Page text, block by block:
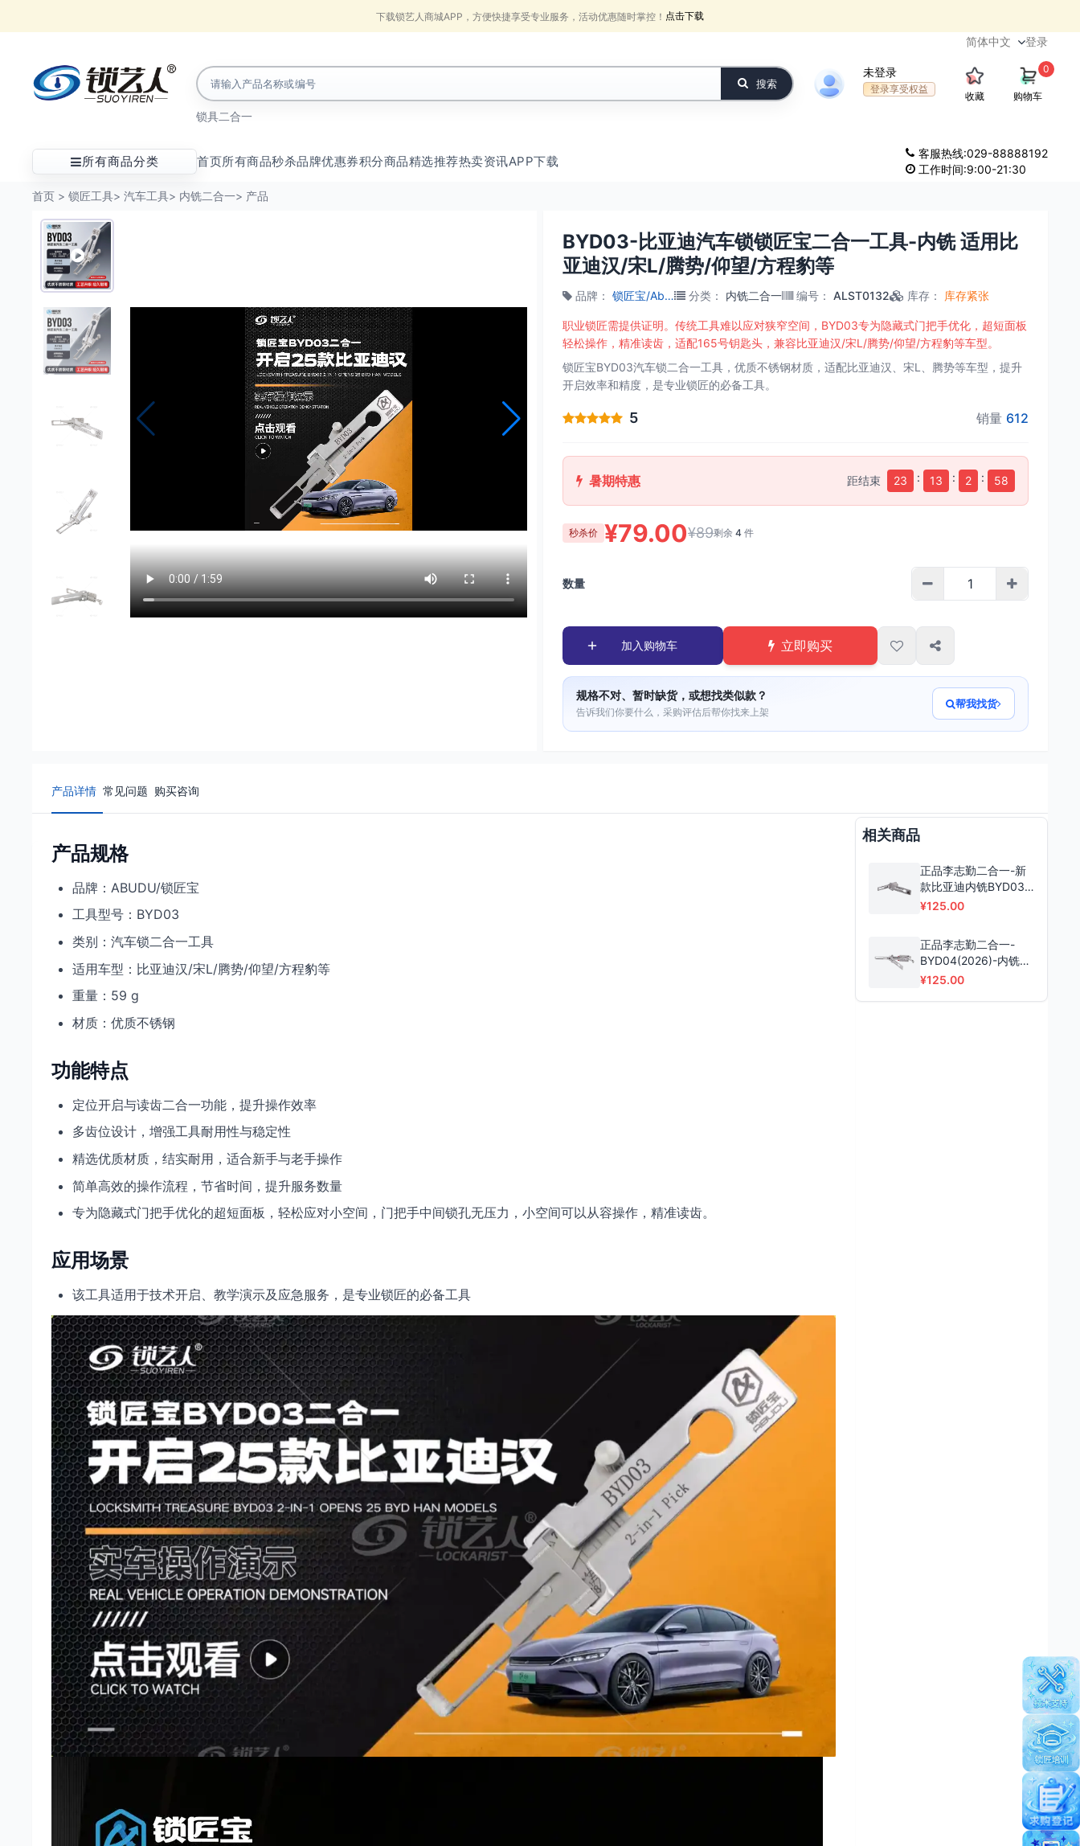
下载锁艺人商城APP，方便快捷享受专业服务，活动优惠随时掌控！ 点击下载
登录
搜索
锁具二合一
未登录
登录享受权益
收藏 购物车
0
所有商品分类 首页所有商品秒杀品牌优惠券积分商品精选推荐热卖资讯APP下载
客服热线:029-88888192
工作时间:9:00-21:30
首页 > 锁匠工具> 汽车工具> 内铣二合一> 产品
BYD03-比亚迪汽车锁锁匠宝二合一工具-内铣 适用比
亚迪汉/宋L/腾势/仰望/方程豹等
品牌 ： 锁匠宝/Abudu 分类 ： 内铣二合一 编号 ： ALST0132 库存 ： 库存紧张
职业锁匠需提供证明。传统工具难以应对狭窄空间，BYD03专为隐藏式门把手优化，超短面板
轻松操作，精准读齿，适配165号钥匙头，兼容比亚迪汉/宋L/腾势/仰望/方程豹等车型。
锁匠宝BYD03汽车锁二合一工具，优质不锈钢材质，适配比亚迪汉、宋L、腾势等车型，提升
开启效率和精度，是专业锁匠的必备工具。
5 销量 612
暑期特惠 距结束 23 : 13 : 2 : 57
秒杀价 ¥79.00¥89剩余 4 件
数量
加入购物车 立即购买
规格不对、暂时缺货，或想找类似款？
告诉我们你要什么，采购评估后帮你找来上架
帮我找货
产品详情 常见问题 购买咨询
产品规格
品牌：ABUDU/锁匠宝
工具型号：BYD03
类别：汽车锁二合一工具
适用车型：比亚迪汉/宋L/腾势/仰望/方程豹等
重量：59 g
材质：优质不锈钢
功能特点
定位开启与读齿二合一功能，提升操作效率
多齿位设计，增强工具耐用性与稳定性
精选优质材质，结实耐用，适合新手与老手操作
简单高效的操作流程，节省时间，提升服务数量
专为隐藏式门把手优化的超短面板，轻松应对小空间，门把手中间锁孔无压力，小空间可以从容操作，精准读齿。
应用场景
该工具适用于技术开启、教学演示及应急服务，是专业锁匠的必备工具
相关商品
正品李志勤二合一-新
款比亚迪内铣BYD03
比亚迪汉/宋L/腾势/仰
¥125.00
正品李志勤二合一-
BYD04(2026)-内铣两
轨迹
¥125.00